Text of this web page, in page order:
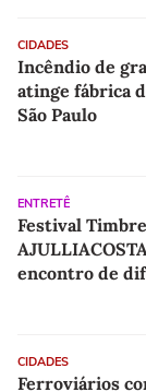
CIDADES
Incêndio de
atinge fábrica
São Paulo
ENTRETÊ
Festival
encontro de
CIDADES
Ferroviários